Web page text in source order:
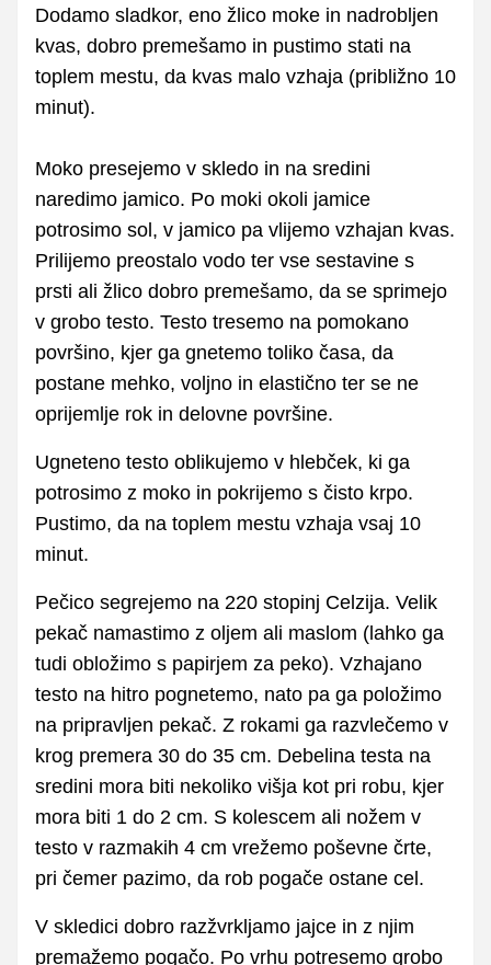
Dodamo sladkor, eno žlico moke in nadrobljen
kvas, dobro premešamo in pustimo stati na
toplem mestu, da kvas malo vzhaja (približno 10
minut).
Moko presejemo v skledo in na sredini
naredimo jamico. Po moki okoli jamice
potrosimo sol, v jamico pa vlijemo vzhajan kvas.
Prilijemo preostalo vodo ter vse sestavine s
prsti ali žlico dobro premešamo, da se sprimejo
v grobo testo. Testo tresemo na pomokano
površino, kjer ga gnetemo toliko časa, da
postane mehko, voljno in elastično ter se ne
oprijemlje rok in delovne površine.
Ugneteno testo oblikujemo v hlebček, ki ga
potrosimo z moko in pokrijemo s čisto krpo.
Pustimo, da na toplem mestu vzhaja vsaj 10
minut.
Pečico segrejemo na 220 stopinj Celzija. Velik
pekač namastimo z oljem ali maslom (lahko ga
tudi obložimo s papirjem za peko). Vzhajano
testo na hitro pognetemo, nato pa ga položimo
na pripravljen pekač. Z rokami ga razvlečemo v
krog premera 30 do 35 cm. Debelina testa na
sredini mora biti nekoliko višja kot pri robu, kjer
mora biti 1 do 2 cm. S kolescem ali nožem v
testo v razmakih 4 cm vrežemo poševne črte,
pri čemer pazimo, da rob pogače ostane cel.
V skledici dobro razžvrkljamo jajce in z njim
premažemo pogačo. Po vrhu potresemo grobo